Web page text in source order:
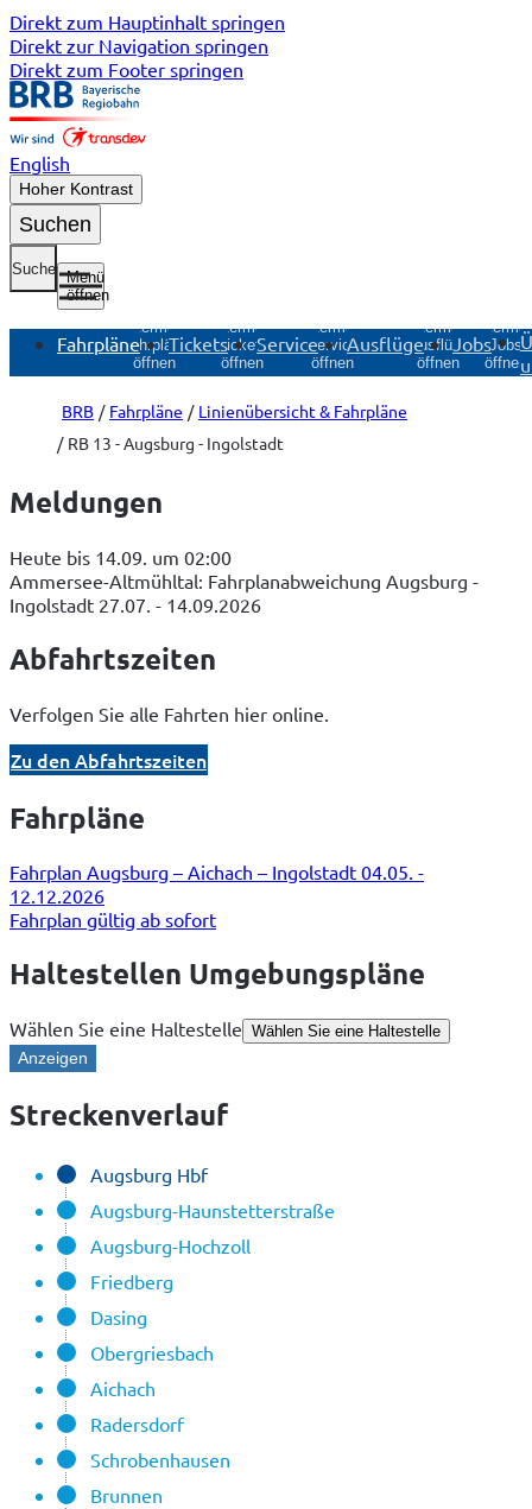
Direkt zum Hauptinhalt springen
Direkt zur Navigation springen
Direkt zum Footer springen
English
Hoher Kontrast
Suchen
Suche
Menü
öffnen
Fahrpläne
Untermenü
Fahrpläne
öffnen
Tickets
Untermenü
Tickets
öffnen
Service
Untermenü
Service
öffnen
Ausflüge
Untermenü
Ausflüge
öffnen
JobsJobs
öffnen
BRB Fahrpläne
Linienübersicht & Fahrpläne
RB 13 - Augsburg - Ingolstadt
Meldungen
Heute bis 14.09. um 02:00
Ammersee-Altmühltal: Fahrplanabweichung Augsburg -
Ingolstadt 27.07. - 14.09.2026
Abfahrtszeiten
Verfolgen Sie alle Fahrten hier online.
Zu den Abfahrtszeiten
Fahrpläne
Fahrplan Augsburg – Aichach – Ingolstadt 04.05. -
12.12.2026
Fahrplan gültig ab sofort
Haltestellen Umgebungspläne
Wählen Sie eine Haltestelle Wählen Sie eine Haltestelle
Anzeigen
Streckenverlauf
Augsburg Hbf
Augsburg-Haunstetterstraße
Augsburg-Hochzoll
Friedberg
Dasing
Obergriesbach
Aichach
Radersdorf
Schrobenhausen
Brunnen